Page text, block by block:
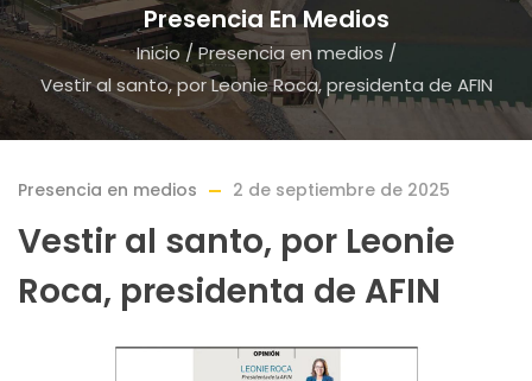
Presencia En Medios
Inicio/Presencia en medios /
Vestir al santo, por Leonie Roca, presidenta de AFIN
Presencia en medios 2 de septiembre de 2025
Vestir al santo, por Leonie
Roca, presidenta de AFIN